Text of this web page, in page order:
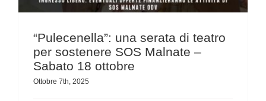
“Pulecenella”: una serata di teatro
per sostenere SOS Malnate –
Sabato 18 ottobre
Ottobre 7th, 2025